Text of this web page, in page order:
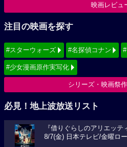
映画レビュ
注目の映画を探す
#スターウォーズ #名探偵コナン
#少女漫画原作実写化
シリーズ・映画祭
必見！地上波放送リスト
『借りぐらしのアリエッテ
8/7(金) 日本テレビ/金曜ロ